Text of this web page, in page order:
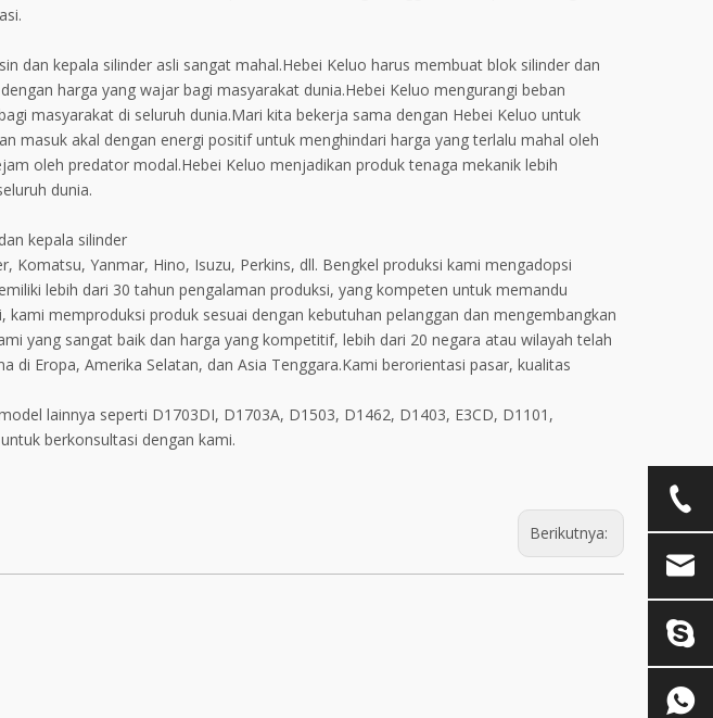
dan kepala silinder asli sangat mahal.Hebei Keluo harus membuat blok silinder dan
harga yang wajar bagi masyarakat dunia.Hebei Keluo mengurangi beban
masyarakat di seluruh dunia.Mari kita bekerja sama dengan Hebei Keluo untuk
masuk akal dengan energi positif untuk menghindari harga yang terlalu mahal oleh
oleh predator modal.Hebei Keluo menjadikan produk tenaga mekanik lebih
dunia.
kepala silinder
Komatsu, Yanmar, Hino, Isuzu, Perkins, dll. Bengkel produksi kami mengadopsi
lebih dari 30 tahun pengalaman produksi, yang kompeten untuk memandu
kami memproduksi produk sesuai dengan kebutuhan pelanggan dan mengembangkan
yang sangat baik dan harga yang kompetitif, lebih dari 20 negara atau wilayah telah
di Eropa, Amerika Selatan, dan Asia Tenggara.Kami berorientasi pasar, kualitas
lainnya seperti D1703DI, D1703A, D1503, D1462, D1403, E3CD, D1101,
berkonsultasi dengan kami.
Berikutnya: